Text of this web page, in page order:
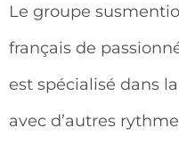
Le groupe
français de
est spécialisé dans
avec d’autres